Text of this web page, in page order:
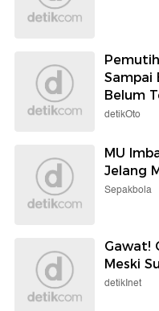
Sampai
Belum
detikOto
MU
Jelang
Sepakbola
Gawat!
Meski
detikInet